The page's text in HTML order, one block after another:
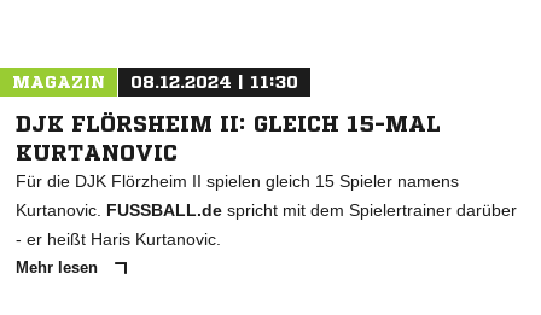
MAGAZIN 08.12.2024 | 11:30
DJK FLÖRSHEIM II: GLEICH 15-MAL
KURTANOVIC
Für die DJK Flörzheim II spielen gleich 15 Spieler namens
Kurtanovic. FUSSBALL.de spricht mit dem Spielertrainer darüber
- er heißt Haris Kurtanovic.
Mehr lesen